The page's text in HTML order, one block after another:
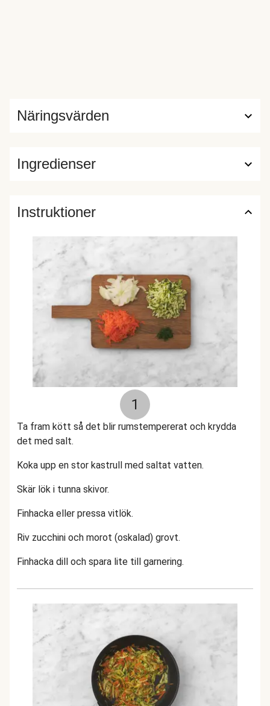
Ingredienser
Näringsvärden
Instruktioner
1
Ta fram kött så det blir rumstempererat och krydda
det med salt.
Koka upp en stor kastrull med saltat vatten.
Skär lök i tunna skivor.
Finhacka eller pressa vitlök.
Riv zucchini och morot (oskalad) grovt.
Finhacka dill och spara lite till garnering.